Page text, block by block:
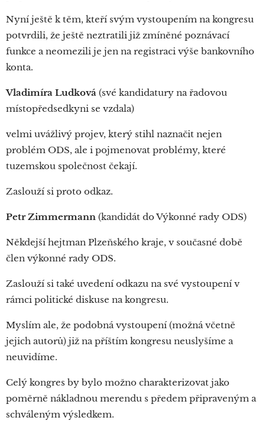
Nyní ještě k těm, kteří svým vystoupením na kongresu
potvrdili, že ještě neztratili již zmíněné poznávací
funkce a neomezili je jen na registraci výše bankovního
konta.
Vladimíra Ludková (své kandidatury na řadovou
místopředsedkyni se vzdala)
velmi uvážlivý projev, který stihl naznačit nejen
problém ODS, ale i pojmenovat problémy, které
tuzemskou společnost čekají.
Zaslouží si proto odkaz.
Petr Zimmermann (kandidát do Výkonné rady ODS)
Někdejší hejtman Plzeňského kraje, v současné době
člen výkonné rady ODS.
Zaslouží si také uvedení odkazu na své vystoupení v
rámci politické diskuse na kongresu.
Myslím ale, že podobná vystoupení (možná včetně
jejich autorů) již na příštím kongresu neuslyšíme a
neuvidíme.
Celý kongres by bylo možno charakterizovat jako
poměrně nákladnou merendu s předem připraveným a
schváleným výsledkem.